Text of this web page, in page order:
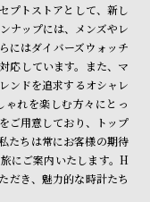
プトストアとして、新し
ナップには、メンズやレ
にはダイバーズウォッチ
応しています。また、マ
ンドを追求するオシャレ
れを楽しむ方々にとっ
ご用意しており、トップ
たちは常にお客様の期待
にご案内いたします。H
だき、魅力的な時計たち